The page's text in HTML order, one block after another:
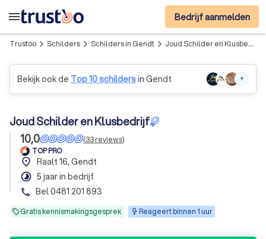
menu Bedrijf aanmelden
Trustoo arrow_forward_ios Schilders arrow_forward_ios Schilders in Gendt arrow_forward_ios Joud Schilder en Klusbedrijf
Bekijk ook de Top 10 schildersin Gendt +
Joud Schilder en Klusbedrijf
10,0
(33reviews)
TOP PRO
place Raalt 16, Gendt
timelapse 5 jaar in bedrijf
phone Bel 0481 201 893
Gratis kennismakingsgesprek Reageert binnen 1 uur